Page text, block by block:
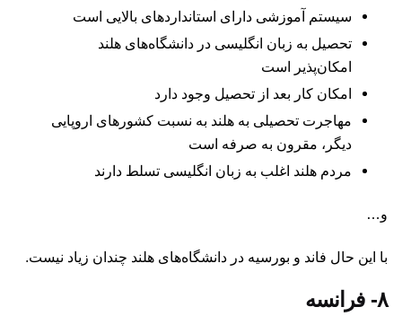
سیستم آموزشی دارای استانداردهای بالایی است
تحصیل به زبان انگلیسی در دانشگاه‌های هلند
امکان‌پذیر است
امکان کار بعد از تحصیل وجود دارد
مهاجرت تحصیلی به هلند به نسبت کشورهای اروپایی
دیگر، مقرون به صرفه است
مردم هلند اغلب به زبان انگلیسی تسلط دارند
و…
با این حال فاند و بورسیه در دانشگاه‌های هلند چندان زیاد نیست.
۸- فرانسه